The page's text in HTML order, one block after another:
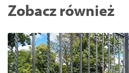
Zobacz również